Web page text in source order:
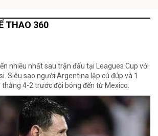
THAO 360
nhiều nhất sau trận đấu tại Leagues Cup với
Siêu sao người Argentina lập cú đúp và 1
thắng 4-2 trước đội bóng đến từ Mexico.